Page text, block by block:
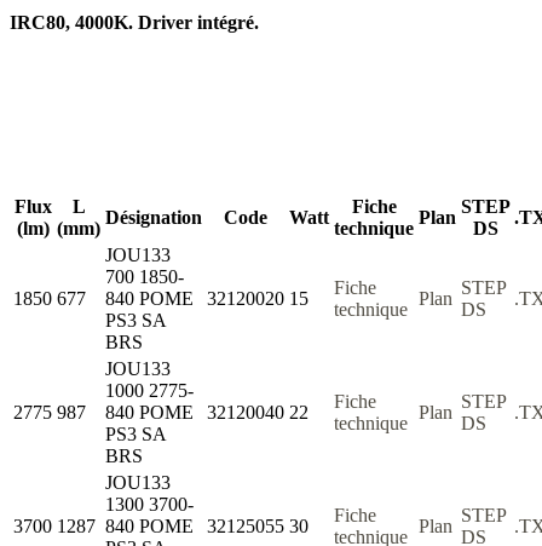
IRC80, 4000K. Driver intégré.
Flux
(lm)
L
(mm)
Désignation Code Watt
Fiche
technique
Plan
STEP
DS
1850 677
JOU133
700 1850-
840 POME
PS3 SA
BRS
32120020 15
Fiche
technique
Plan
STEP
DS
2775 987
JOU133
1000 2775-
840 POME
PS3 SA
BRS
32120040 22
Fiche
technique
Plan
STEP
DS
3700 1287
JOU133
1300 3700-
840 POME
32125055 30
Fiche
technique
Plan
STEP
DS